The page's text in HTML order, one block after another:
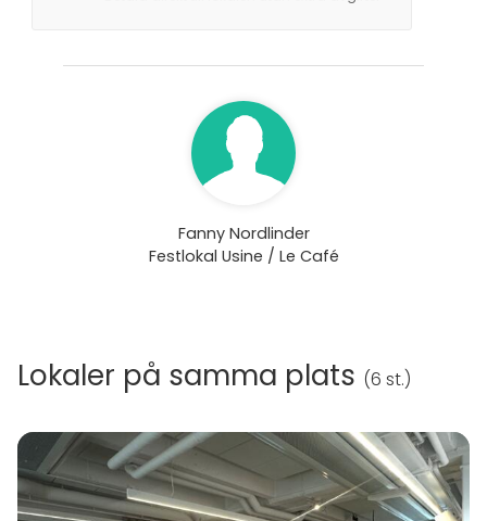
Fanny Nordlinder
Festlokal Usine / Le Café
Lokaler på samma plats (6 st.)